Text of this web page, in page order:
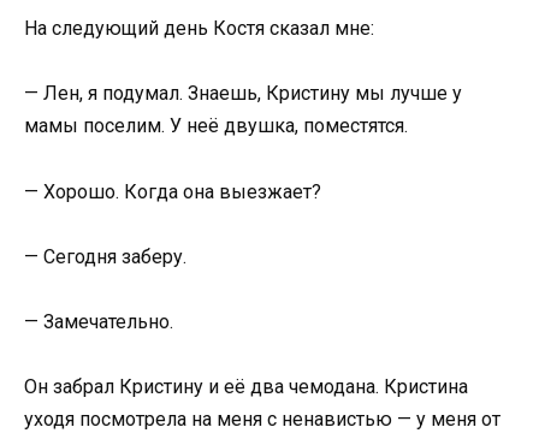
На следующий день Костя сказал мне:
— Лен, я подумал. Знаешь, Кристину мы лучше у
мамы поселим. У неё двушка, поместятся.
— Хорошо. Когда она выезжает?
— Сегодня заберу.
— Замечательно.
Он забрал Кристину и её два чемодана. Кристина
уходя посмотрела на меня с ненавистью — у меня от